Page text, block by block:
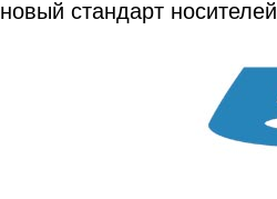
новый стандарт